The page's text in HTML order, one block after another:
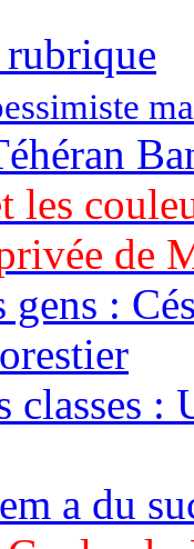
rubrique
les
de
gens :
classes :
a du